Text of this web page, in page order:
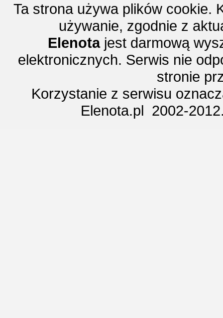
Ta strona używa plików cookie.
używanie, zgodnie z
Elenotajest darmową
elektronicznych. Serwis nie
stronie
Korzystanie z serwisu
Elenota.pl 2002-